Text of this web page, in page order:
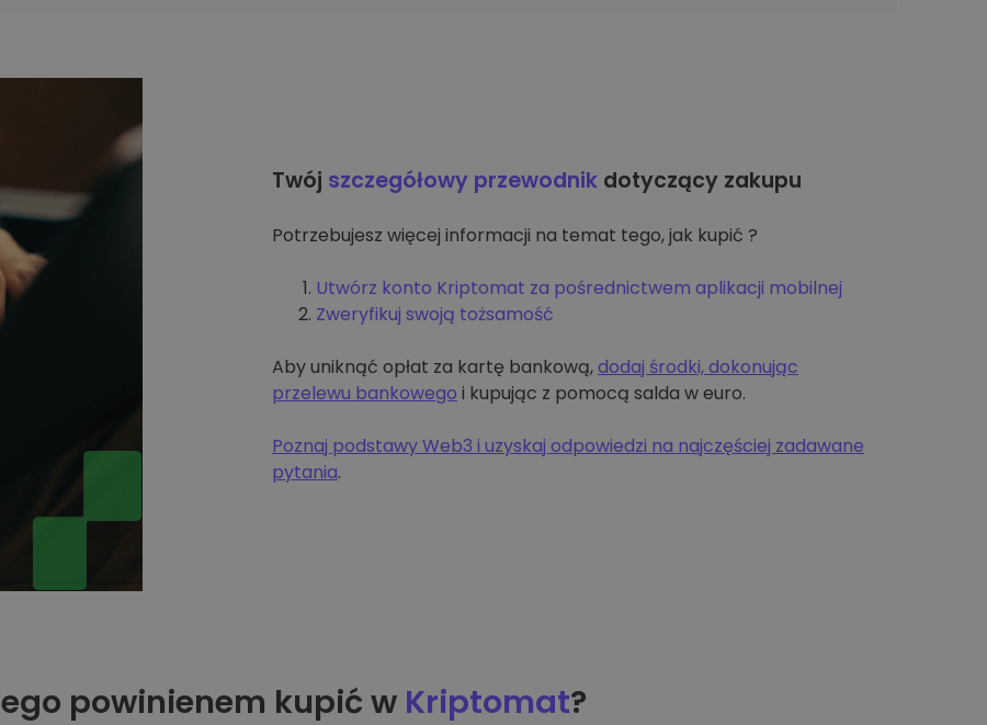
Twój szczegółowy przewodnik dotyczący zakupu
Potrzebujesz więcej informacji na temat tego, jak kupić ?
Utwórz konto Kriptomat za pośrednictwem aplikacji mobilnej
Zweryfikuj swoją tożsamość
Aby uniknąć opłat za kartę bankową,dodaj środki, dokonując
przelewu bankowego i kupując z pomocą salda w euro.
Poznaj podstawy Web3 i uzyskaj odpowiedzi na najczęściej zadawane
pytania.
powinienem kupić w Kriptomat?